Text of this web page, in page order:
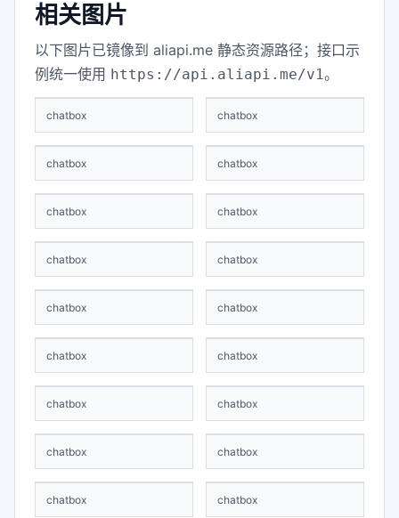
相关图片
以下图片已镜像到 aliapi.me 静态资源路径；接口示
例统一使用 https://api.aliapi.me/v1。
chatbox chatbox
chatbox chatbox
chatbox chatbox
chatbox chatbox
chatbox chatbox
chatbox chatbox
chatbox chatbox
chatbox chatbox
chatbox chatbox